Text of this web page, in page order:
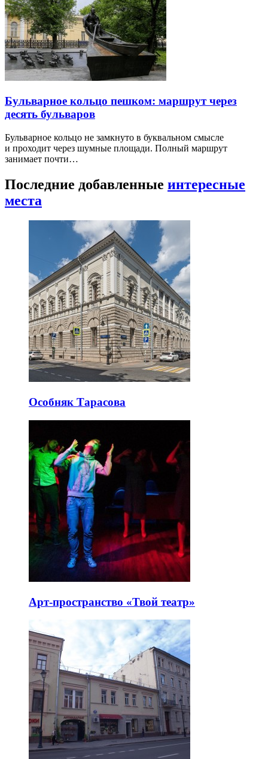
Бульварное кольцо пешком: маршрут через
десять бульваров
Бульварное кольцо не замкнуто в буквальном смысле
и проходит через шумные площади. Полный маршрут
занимает почти…
Последние добавленные интересные
места
Особняк Тарасова
Арт-пространство «Твой театр»